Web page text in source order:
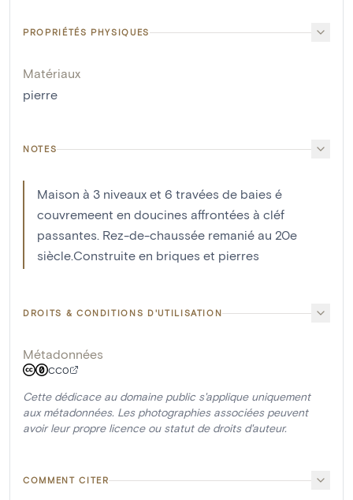
PROPRIÉTÉS PHYSIQUES
Matériaux
pierre
NOTES
Maison à 3 niveaux et 6 travées de baies é
couvremeent en doucines affrontées à cléf
passantes. Rez-de-chaussée remanié au 20e
siècle.Construite en briques et pierres
DROITS & CONDITIONS D'UTILISATION
Métadonnées
CC0
Cette dédicace au domaine public s'applique uniquement
aux métadonnées. Les photographies associées peuvent
avoir leur propre licence ou statut de droits d'auteur.
COMMENT CITER